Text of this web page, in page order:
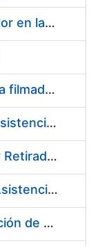
Servicio de Cafetería y Comedor en la sede central de la Fábrica Nacional de Moneda y Timbre-Real Casa de la Moneda en Madrid
Suministro e instalación de una filmadora de plantillas pásticas
Contratación del Servicio de Asistencia Sanitaria de Enfermería de Urgencias
Contratación de Enajenación y Retirada de residuos de PVC, policarbonato y plásticos durante el año 2021
Servicio de Mantenimiento y Asistencia Técnica Integral de la máquina HP INDIGO 12000 del Departamento de Timbre en su sede de Madrid
Acuerdo Marco para Contratación de Servicios para desarrollo evolutivo de componentes software de la infraestructura de CERES